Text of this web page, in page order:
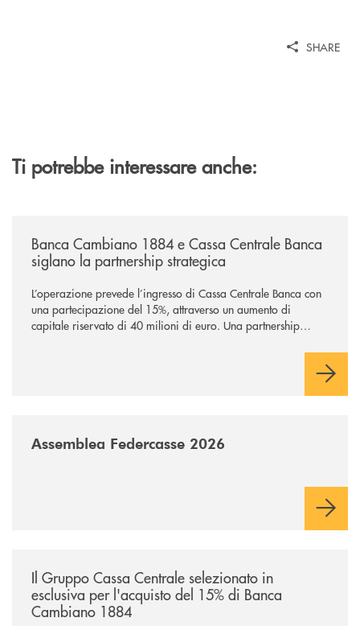
SHARE
Ti potrebbe interessare anche:
Banca Cambiano 1884 e Cassa Centrale Banca
siglano la partnership strategica
L’operazione prevede l’ingresso di Cassa Centrale Banca con
una partecipazione del 15%, attraverso un aumento di
capitale riservato di 40 milioni di euro. Una partnership
comuni e sulla prossimità ai territori, per ampliare l’offerta e
Assemblea Federcasse 2026
Il Gruppo Cassa Centrale selezionato in
esclusiva per l'acquisto del 15% di Banca
Cambiano 1884